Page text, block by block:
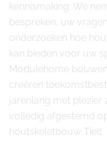
kennismaking. We
bespreken, uw
onderzoeken hoe
kan bieden voor uw
Modulehome
creëren
jarenlang met plezier
volledig afgestemd
houtskeletbouw Tielt